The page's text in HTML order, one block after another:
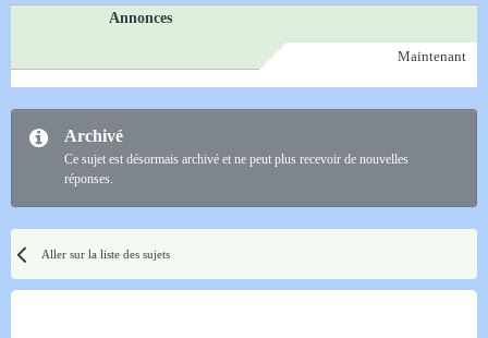
Annonces
Maintenant
Archivé
Ce sujet est désormais archivé et ne peut plus recevoir de nouvelles
réponses.
Aller sur la liste des sujets